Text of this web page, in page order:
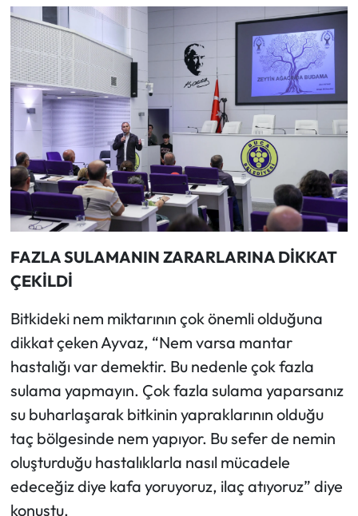
FAZLA SULAMANIN ZARARLARINA DİKKAT
ÇEKİLDİ
Bitkideki nem miktarının çok önemli olduğuna
dikkat çeken Ayvaz, “Nem varsa mantar
hastalığı var demektir. Bu nedenle çok fazla
sulama yapmayın. Çok fazla sulama yaparsanız
su buharlaşarak bitkinin yapraklarının olduğu
taç bölgesinde nem yapıyor. Bu sefer de nemin
oluşturduğu hastalıklarla nasıl mücadele
edeceğiz diye kafa yoruyoruz, ilaç atıyoruz” diye
konuştu.